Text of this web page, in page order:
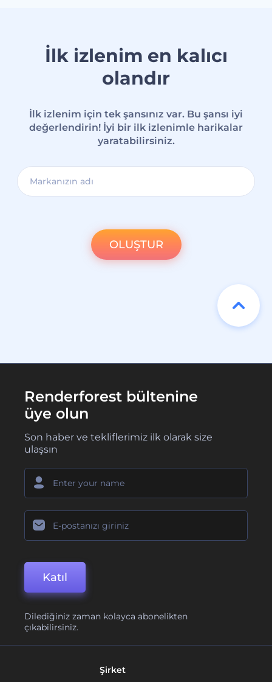
İlk izlenim en kalıcı
olandır
İlk izlenim için tek şansınız var. Bu şansı iyi
değerlendirin! İyi bir ilk izlenimle harikalar
yaratabilirsiniz.
OLUŞTUR
Renderforest bültenine
üye olun
Son haber ve tekliflerimiz ilk olarak size
ulaşsın
Katıl
Dilediğiniz zaman kolayca abonelikten
çıkabilirsiniz.
Şirket